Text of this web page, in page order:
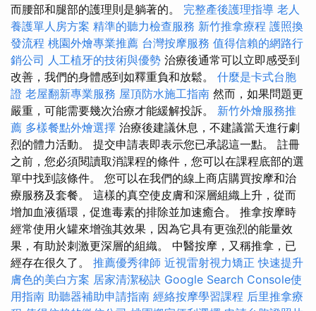
而腰部和腿部的護理則是躺著的。 完整產後護理指導 老人
養護單人房方案 精準的聽力檢查服務 新竹推拿療程 護照換
發流程 桃園外燴專業推薦 台灣按摩服務 值得信賴的網路行
銷公司 人工植牙的技術與優勢 治療後通常可以立即感受到
改善，我們的身體感到如釋重負和放鬆。 什麼是卡式台胞
證 老屋翻新專業服務 屋頂防水施工指南 然而，如果問題更
嚴重，可能需要幾次治療才能緩解投訴。 新竹外燴服務推
薦 多樣餐點外燴選擇 治療後建議休息，不建議當天進行劇
烈的體力活動。 提交申請表即表示您已承認這一點。 註冊
之前，您必須閱讀取消課程的條件，您可以在課程底部的選
單中找到該條件。 您可以在我們的線上商店購買按摩和治
療服務及套餐。 這樣的真空使皮膚和深層組織上升，從而
增加血液循環，促進毒素的排除並加速癒合。 推拿按摩時
經常使用火罐來增強其效果，因為它具有更強烈的能量效
果，有助於刺激更深層的組織。 中醫按摩，又稱推拿，已
經存在很久了。 推薦優秀律師 近視雷射視力矯正 快速提升
膚色的美白方案 居家清潔秘訣 Google Search Console使
用指南 助聽器補助申請指南 經絡按摩學習課程 后里推拿療